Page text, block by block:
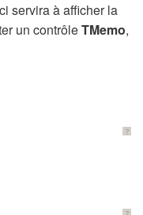
servira à afficher la
un contrôleTMemo,
?